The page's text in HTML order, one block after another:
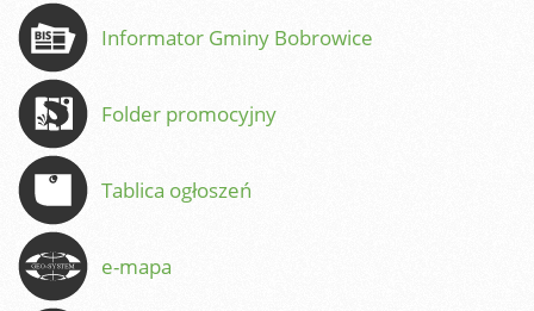
Informator Gminy Bobrowice
Folder promocyjny
Tablica ogłoszeń
e-mapa